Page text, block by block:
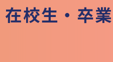
在校生 ・ 卒業